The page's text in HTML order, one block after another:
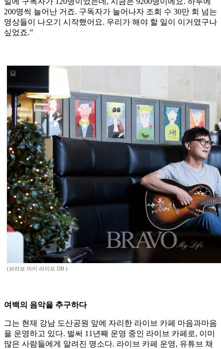
200명씩 늘어난 거죠. 구독자가 늘어나자 조회 수 30만 회 넘는
영상들이 나오기 시작했어요. 우리가 해야 할 일이 이거였구나
싶었죠.”
(브라보 마이 라이프 DB )
여백의 음악을 추구하다
그는 현재 강남 도산공원 앞에 자리한 라이브 카페 마음과마음
을 운영하고 있다. 벌써 11년째 운영 중인 라이브 카페로, 이미
많은 사람들에게 알려진 명소다. 라이브 카페 운영, 유튜브 채